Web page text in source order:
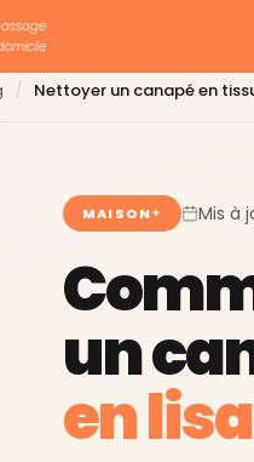
Nettoyer un canapé en
MAISON Mis à
un
en